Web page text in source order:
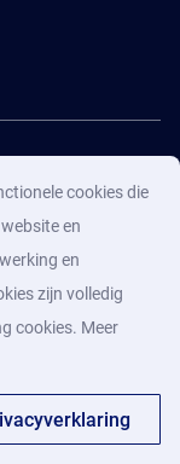
cookies die
en
en
zijn volledig
cookies. Meer